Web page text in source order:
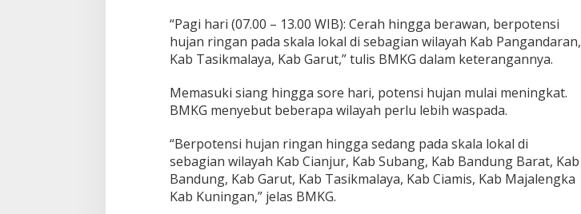
B
o
g
o
-
S
u
a
b
u
m
i
“Pagi hari (07.00 – 13.00 WIB): Cerah hingga berawan, berpotensi
hujan ringan pada skala lokal di sebagian wilayah Kab Pangandaran,
Kab Tasikmalaya, Kab Garut,” tulis BMKG dalam keterangannya.
Memasuki siang hingga sore hari, potensi hujan mulai meningkat.
BMKG menyebut beberapa wilayah perlu lebih waspada.
“Berpotensi hujan ringan hingga sedang pada skala lokal di
sebagian wilayah Kab Cianjur, Kab Subang, Kab Bandung Barat, Kab
Bandung, Kab Garut, Kab Tasikmalaya, Kab Ciamis, Kab Majalengka
Kab Kuningan,” jelas BMKG.